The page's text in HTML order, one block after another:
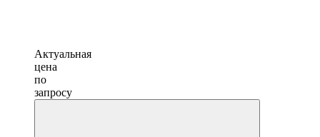
Актуальная
цена
по
запросу